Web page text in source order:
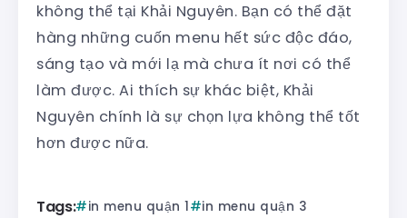
không thể tại Khải Nguyên. Bạn có thể đặt
hàng những cuốn menu hết sức độc đáo,
sáng tạo và mới lạ mà chưa ít nơi có thể
làm được. Ai thích sự khác biệt, Khải
Nguyên chính là sự chọn lựa không thể tốt
hơn được nữa.
Tags: in menu quận 1
in menu quận 3